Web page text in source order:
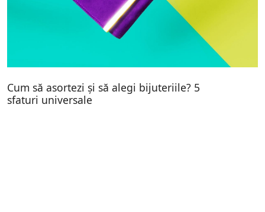
Cum să asortezi și să alegi bijuteriile? 5
sfaturi universale